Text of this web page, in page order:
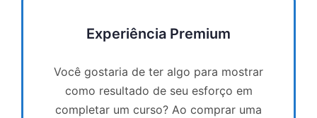
Experiência Premium
Você gostaria de ter algo para mostrar
como resultado de seu esforço em
completar um curso? Ao comprar uma